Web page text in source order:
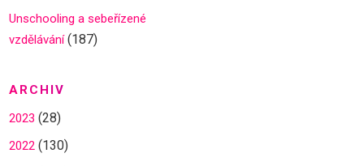
Unschooling a sebeřízené
vzdělávání(187)
ARCHIV
2023 (28)
2022(130)